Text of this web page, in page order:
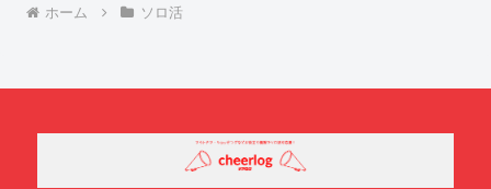
ホーム ソロ活